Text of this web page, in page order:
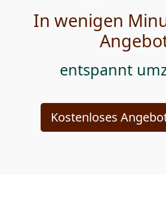
In wenigen
entspannt
Kostenloses